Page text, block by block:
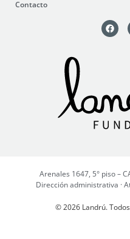
Contacto
Arenales 1647, 5° piso –
Dirección administrativa ·
© 2026 Landrú.